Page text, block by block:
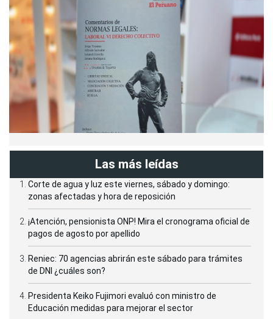
Las más leídas
Corte de agua y luz este viernes, sábado y domingo:
zonas afectadas y hora de reposición
¡Atención, pensionista ONP! Mira el cronograma oficial de
pagos de agosto por apellido
Reniec: 70 agencias abrirán este sábado para trámites
de DNI ¿cuáles son?
Presidenta Keiko Fujimori evaluó con ministro de
Educación medidas para mejorar el sector